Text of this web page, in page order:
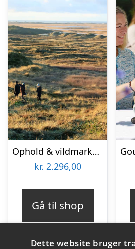
Ophold & vildmarkstur for 2 på Hotel Thinggaard
kr. 2.296,00
Gå til shop
Dette website bruger